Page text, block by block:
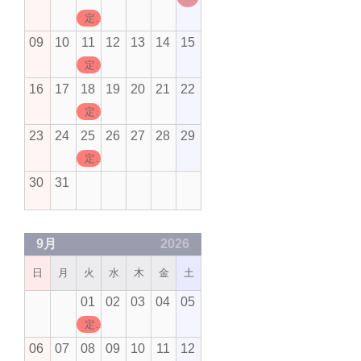
定休日
09 10 11
定休日
12 13 14 15
16 17 18
定休日
19 20 21 22
23 24 25
定休日
26 27 28 29
30 31
9月 2026
日 月 火 水 木 金 土
01
定休日
02 03 04 05
06 07 08 09 10 11 12